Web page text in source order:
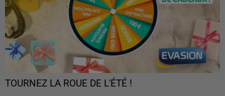
TOURNEZ LA ROUE DE L'ÉTÉ !